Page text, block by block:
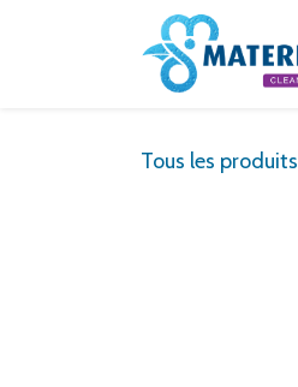
Se rendre au contenu
Tous les produits